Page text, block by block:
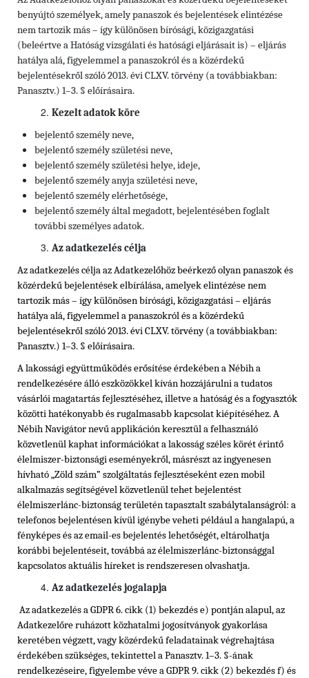
benyújtó személyek, amely panaszok és bejelentések elintézése
nem tartozik más – így különösen bírósági, közigazgatási
(beleértve a Hatóság vizsgálati és hatósági eljárásait is) – eljárás
hatálya alá, figyelemmel a panaszokról és a közérdekű
bejelentésekről szóló 2013. évi CLXV. törvény (a továbbiakban:
Panasztv.) 1–3. § előírásaira.
Kezelt adatok köre
bejelentő személy neve,
bejelentő személy születési neve,
bejelentő személy születési helye, ideje,
bejelentő személy anyja születési neve,
bejelentő személy elérhetősége,
bejelentő személy által megadott, bejelentésében foglalt
további személyes adatok.
Az adatkezelés célja
Az adatkezelés célja az Adatkezelőhöz beérkező olyan panaszok és
közérdekű bejelentések elbírálása, amelyek elintézése nem
tartozik más – így különösen bírósági, közigazgatási – eljárás
hatálya alá, figyelemmel a panaszokról és a közérdekű
bejelentésekről szóló 2013. évi CLXV. törvény (a továbbiakban:
Panasztv.) 1–3. § előírásaira.
A lakossági együttműködés erősítése érdekében a Nébih a
rendelkezésére álló eszközökkel kíván hozzájárulni a tudatos
vásárlói magatartás fejlesztéséhez, illetve a hatóság és a fogyasztók
közötti hatékonyabb és rugalmasabb kapcsolat kiépítéséhez. A
Nébih Navigátor nevű applikáción keresztül a felhasználó
közvetlenül kaphat információkat a lakosság széles körét érintő
élelmiszer-biztonsági eseményekről, másrészt az ingyenesen
hívható „Zöld szám” szolgáltatás fejlesztéseként ezen mobil
alkalmazás segítségével közvetlenül tehet bejelentést
élelmiszerlánc-biztonság területén tapasztalt szabálytalanságról: a
telefonos bejelentésen kívül igénybe veheti például a hangalapú, a
fényképes és az email-es bejelentés lehetőségét, eltárolhatja
korábbi bejelentéseit, továbbá az élelmiszerlánc-biztonsággal
kapcsolatos aktuális híreket is rendszeresen olvashatja.
Az adatkezelés jogalapja
Az adatkezelés a GDPR 6. cikk (1) bekezdés e) pontján alapul, az
Adatkezelőre ruházott közhatalmi jogosítványok gyakorlása
keretében végzett, vagy közérdekű feladatainak végrehajtása
érdekében szükséges, tekintettel a Panasztv. 1–3. §-ának
rendelkezéseire, figyelembe véve a GDPR 9. cikk (2) bekezdés f) és